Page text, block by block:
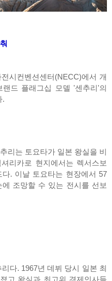
시컨벤션센터(NECC)에서 개
드 플래그십 모델 '센추리'의
.
리는 토요타가 일본 왕실을 비
리카로 현지에서는 렉서스보
. 이날 토요타는 현장에서 57
조망할 수 있는 전시를 선보
다. 1967년 데뷔 당시 일본 최